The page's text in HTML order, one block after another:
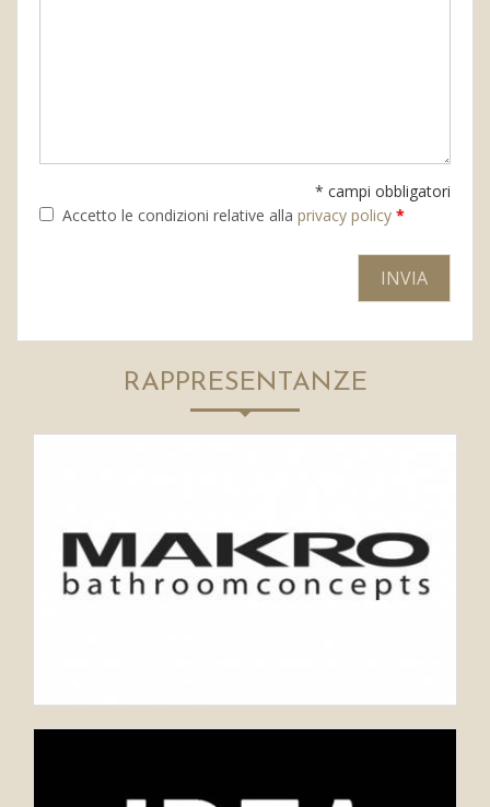
* campi obbligatori
Accetto le condizioni relative alla privacy policy *
RAPPRESENTANZE